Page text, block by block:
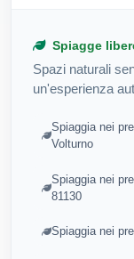
Spiagge
Spazi naturali
un'esperienza
Spiaggia nei
Volturno
Spiaggia nei
81130
Spiaggia nei